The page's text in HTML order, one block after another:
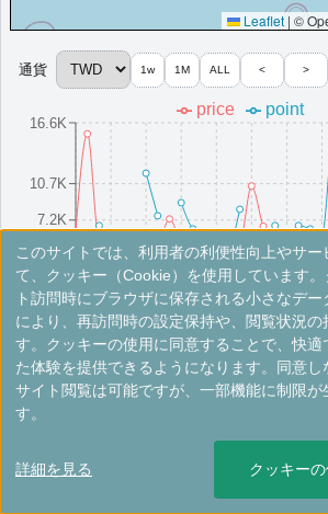
ゼクティブラウンジでのイブニングカクテル提供
More...
台北マリオット・ホテル
台湾・台北のコンテンポラリーなアーバン
ッシュな客室、高級レストラン、上品な会場
台湾台北
開業:2015
年
最低価格目安:￥
5,864
TWD
情報サイ
ト
Marriott Bonvoyで価格をみる
プラチナエリート特典：ウェルカムギフト朝食選択
（一部ホテルラウンジ未設置）,客室アップグレー
ゼクティブラウンジでのイブニングカクテル提供
More...
1 - 2 件 / 全 2 件
Leaflet | ©
8/1(Fri)8/4(Mon)8/7(Thu)8/10(Sun)8/13(Wed)8/16(Sat)8/19(Tue)
8/
3.7K
7.2K
10.7K
16.6K
price point
※手数料別。レートは目安ですので最新
通貨 1w 1M ALL < >
高雄マリオットホテル
台湾・高雄に位置するマリオット・ホテルで
と快適なご滞在を提供いたします。
台湾高雄
開業:2016年
このサイトでは、利用者の利便性向上やサー
て、クッキー（Cookie）を使用しています
ト訪問時にブラウザに保存される小さなデ
により、再訪問時の設定保持や、閲覧状況の
す。クッキーの使用に同意することで、快
た体験を提供できるようになります。同意
サイト閲覧は可能ですが、一部機能に制限が
す。
詳細を見る クッキー